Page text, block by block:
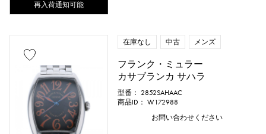
再入荷通知可能
在庫なし 中古 メンズ
フランク・ミュラー
カサブランカ サハラ
型番： 2852SAHAAC
商品ID： W172988
お問い合わせください